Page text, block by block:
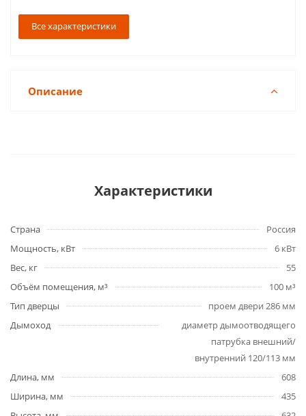
Все характеристики
Описание
Характеристики
Страна
Россия
Мощность, кВт
6 кВт
Вес, кг
55
Объём помещения, м³
100 м³
Тип дверцы
проем двери 286 мм
Дымоход
диаметр дымоотводящего
патрубка внешний/
внутренний 120/113 мм
Длина, мм
608
Ширина, мм
435